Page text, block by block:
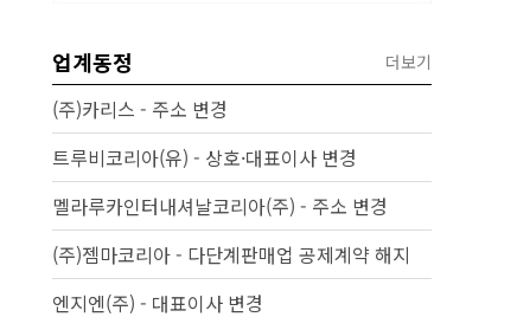
업계동정 더보기
(주)카리스 - 주소 변경
트루비코리아(유) - 상호·대표이사 변경
멜라루카인터내셔날코리아(주) - 주소 변경
(주)젬마코리아 - 다단계판매업 공제계약 해지
엔지엔(주) - 대표이사 변경